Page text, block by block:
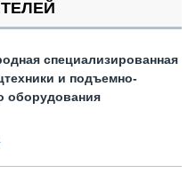
специализированная
и подъемно-
оборудования